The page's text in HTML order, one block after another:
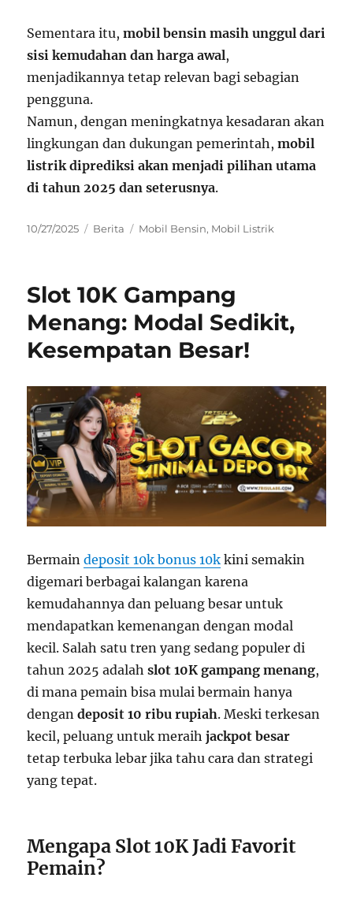
Sementara itu,mobil bensin masih unggul dari
sisi kemudahan dan harga awal,
menjadikannya tetap relevan bagi sebagian
pengguna.
Namun, dengan meningkatnya kesadaran akan
lingkungan dan dukungan pemerintah,mobil
listrik diprediksi akan menjadi pilihan utama
di tahun 2025 dan seterusnya.
Posted
10/27/2025 Categories
Berita Tags
Mobil Bensin, Mobil Listrik
Slot 10K Gampang
Menang: Modal Sedikit,
Kesempatan Besar!
Bermaindeposit 10k bonus 10k kini semakin
digemari berbagai kalangan karena
kemudahannya dan peluang besar untuk
mendapatkan kemenangan dengan modal
kecil. Salah satu tren yang sedang populer di
tahun 2025 adalahslot 10K gampang menang,
di mana pemain bisa mulai bermain hanya
dengandeposit 10 ribu rupiah. Meski terkesan
kecil, peluang untuk meraihjackpot besar
tetap terbuka lebar jika tahu cara dan strategi
yang tepat.
Mengapa Slot 10K Jadi Favorit
Pemain?